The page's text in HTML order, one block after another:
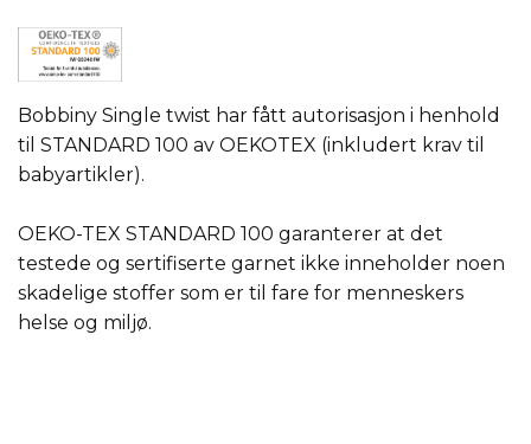
Bobbiny Single twist har fått autorisasjon i henhold
til STANDARD 100 av OEKOTEX (inkludert krav til
babyartikler).
OEKO-TEX STANDARD 100 garanterer at det
testede og sertifiserte garnet ikke inneholder noen
skadelige stoffer som er til fare for menneskers
helse og miljø.